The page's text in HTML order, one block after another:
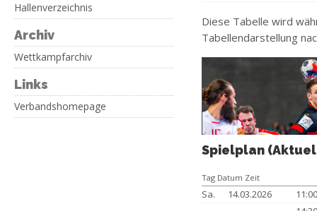
Hallenverzeichnis
Archiv
Wettkampfarchiv
Links
Verbandshomepage
Diese Tabelle wird
Tabellendarstellung
Spielplan
Tag Datum Zeit
Sa. 14.03.2026